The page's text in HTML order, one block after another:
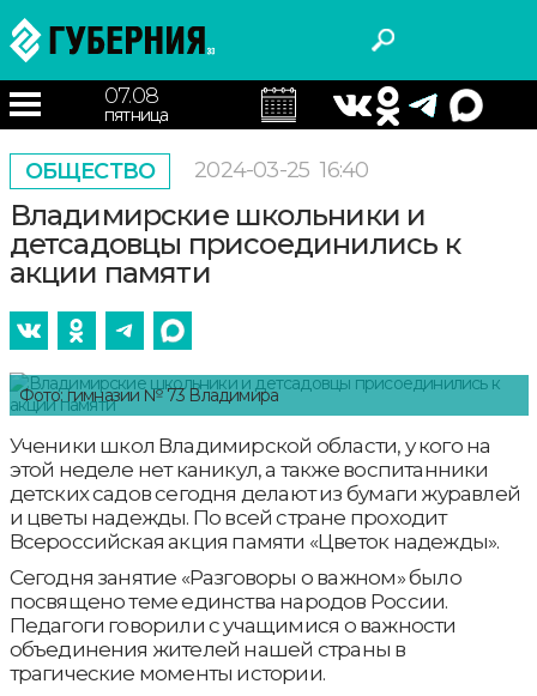
07.08
пятница
ОБЩЕСТВО 2024-03-25 16:40
Владимирские школьники и
детсадовцы присоединились к
акции памяти
Фото: гимназии № 73 Владимира
Ученики школ Владимирской области, у кого на
этой неделе нет каникул, а также воспитанники
детских садов сегодня делают из бумаги журавлей
и цветы надежды. По всей стране проходит
Всероссийская акция памяти «Цветок надежды».
Сегодня занятие «Разговоры о важном» было
посвящено теме единства народов России.
Педагоги говорили с учащимися о важности
объединения жителей нашей страны в
трагические моменты истории.